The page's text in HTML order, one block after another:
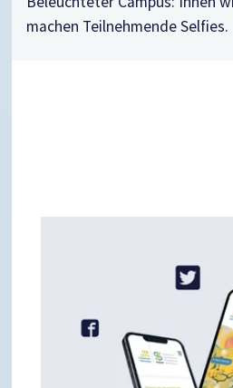
machen Teilnehmende Selfies.